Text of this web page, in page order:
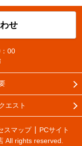
せ
00
エスト
スマップ
PCサイト
All rights reserved.